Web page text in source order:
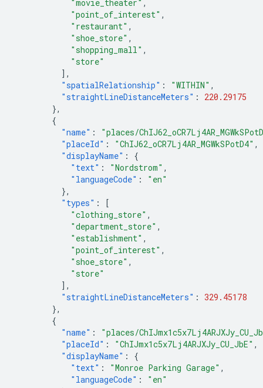
"movie_theater" ,
"point_of_interest" ,
"restaurant" ,
"shoe_store" ,
"shopping_mall" ,
"store"
],
"spatialRelationship" : "WITHIN" ,
"straightLineDistanceMeters" :
220.29175
},
{
"name" :
"places/
"placeId" : "ChIJ62_oCR7Lj4AR_MGWkSPotD4" ,
"displayName" :
{
"text" : "Nordstrom" ,
"languageCode" :
"en"
},
"types" :
[
"clothing_store" ,
"department_store" ,
"establishment" ,
"point_of_interest" ,
"shoe_store" ,
"store"
],
"straightLineDistanceMeters" : 329.45178
},
{
"name" :
"places/
"placeId" : "ChIJmx1c5x7Lj4ARJXJy_CU_JbE" ,
"displayName" :
{
"text" : "Monroe Parking Garage" ,
"languageCode" :
"en"